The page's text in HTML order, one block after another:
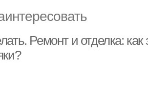
Ремонт и отделка: